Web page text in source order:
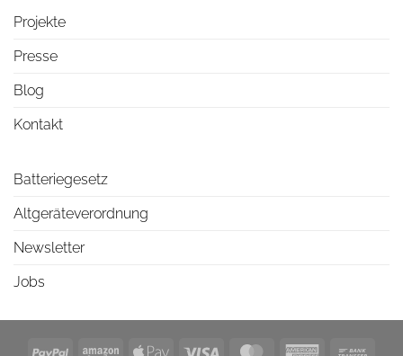
Projekte
Presse
Blog
Kontakt
Batteriegesetz
Altgeräteverordnung
Newsletter
Jobs
PayPal Amazon Apple Visa MasterCardAmerican